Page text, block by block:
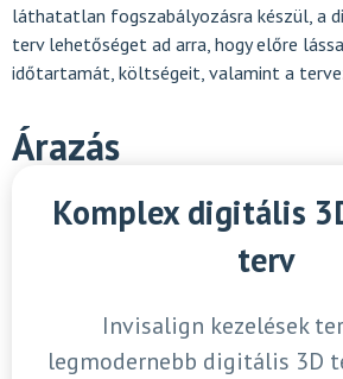
láthatatlan fogszabályozásra készül, a
terv lehetőséget ad arra, hogy előre
időtartamát, költségeit, valamint a
Árazás
Komplex digitális
terv
Invisalign kezelések
legmodernebb digitális 3D